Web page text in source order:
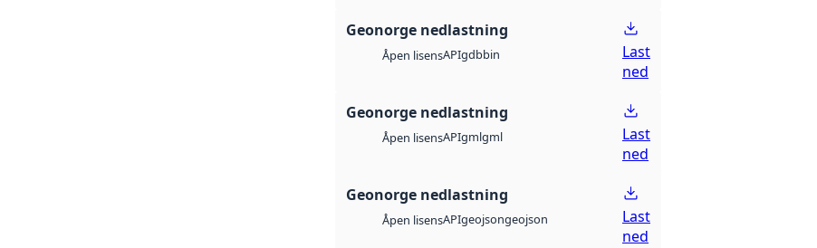
Geonorge nedlastning
Åpen lisensAPIgdbbin
Last
ned
Geonorge nedlastning
Åpen lisensAPIgmlgml
Last
ned
Geonorge nedlastning
Åpen lisensAPIgeojsongeojson
Last
ned